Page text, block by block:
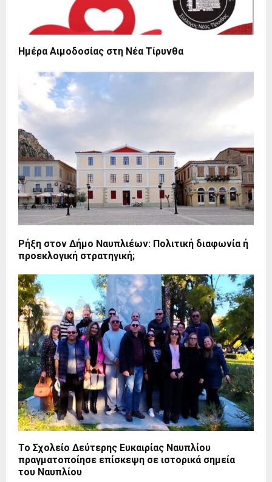
Ημέρα Αιμοδοσίας στη Νέα Τίρυνθα
Ρήξη στον Δήμο Ναυπλιέων: Πολιτική διαφωνία ή
προεκλογική στρατηγική;
Το Σχολείο Δεύτερης Ευκαιρίας Ναυπλίου
πραγματοποίησε επίσκεψη σε ιστορικά σημεία
του Ναυπλίου